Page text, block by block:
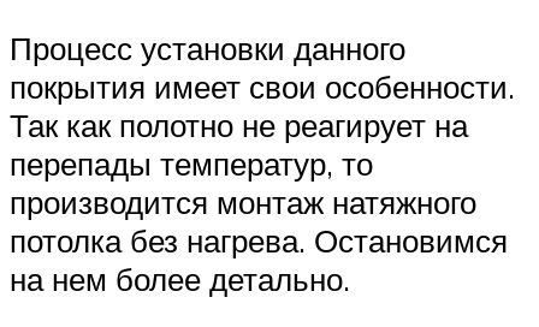
Процесс установки данного
покрытия имеет свои особенности.
Так как полотно не реагирует на
перепады температур, то
производится монтаж натяжного
потолка без нагрева. Остановимся
на нем более детально.